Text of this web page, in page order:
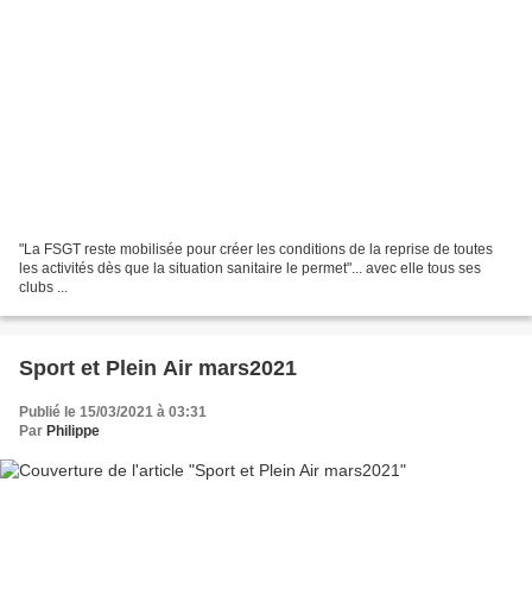
"La FSGT reste mobilisée pour créer les conditions de la reprise de toutes
les activités dès que la situation sanitaire le permet"... avec elle tous ses
clubs ...
Sport et Plein Air mars2021
Publié le 15/03/2021 à 03:31
Par Philippe